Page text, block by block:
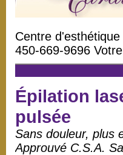
Centre
450-669-9696
Épilation
pulsée
Sans douleur, plus
Approuvé C.S.A.